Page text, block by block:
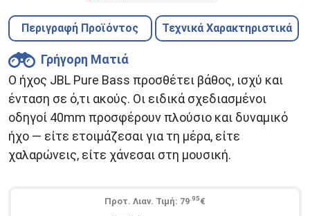
Περιγραφή Προϊόντος Τεχνικά Χαρακτηριστικά
Γρήγορη Ματιά
Ο ήχος JBL Pure Bass προσθέτει βάθος, ισχύ και
ένταση σε ό,τι ακούς. Οι ειδικά σχεδιασμένοι
οδηγοί 40mm προσφέρουν πλούσιο και δυναμικό
ήχο — είτε ετοιμάζεσαι για τη μέρα, είτε
χαλαρώνεις, είτε χάνεσαι στη μουσική.
Προτ. Λιαν. Τιμή: 79.95€